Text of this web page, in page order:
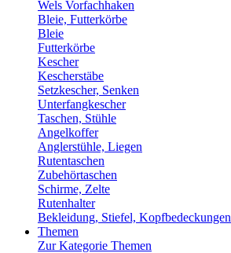
Wels Vorfachhaken
Bleie, Futterkörbe
Bleie
Futterkörbe
Kescher
Kescherstäbe
Setzkescher, Senken
Unterfangkescher
Taschen, Stühle
Angelkoffer
Anglerstühle, Liegen
Rutentaschen
Zubehörtaschen
Schirme, Zelte
Rutenhalter
Bekleidung, Stiefel, Kopfbedeckungen
Themen
Zur Kategorie Themen